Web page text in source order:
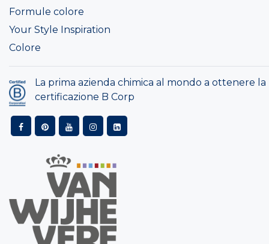
Formule colore
Your Style Inspiration
Colore
La prima azienda chimica al mondo a ottenere la
certificazione B Corp